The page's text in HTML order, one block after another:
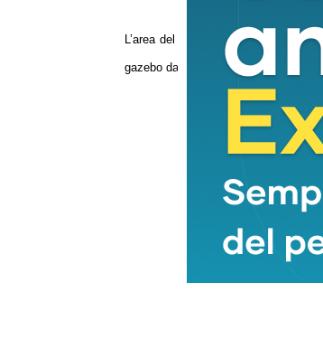
L’area del è stata delimitata per
gazebo danneggiata.